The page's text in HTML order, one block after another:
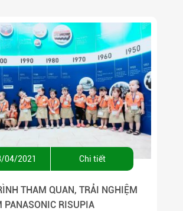
04/2021 Chi tiết
THAM QUAN, TRẢI NGHIỆM
PANASONIC RISUPIA